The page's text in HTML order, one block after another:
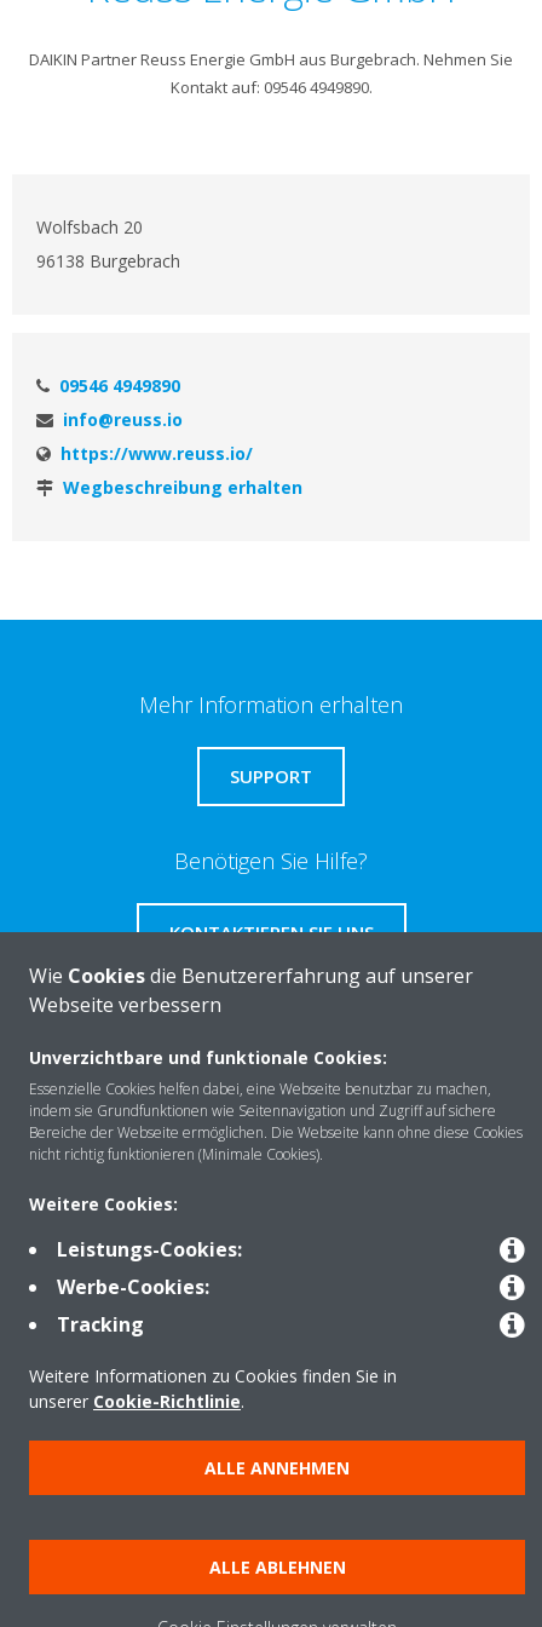
DAIKIN Partner Reuss Energie GmbH aus Burgebrach. Nehmen Sie
Kontakt auf: 09546 4949890.
Wolfsbach 20
96138 Burgebrach
09546 4949890
info@reuss.io
https://www.reuss.io/
Wegbeschreibung erhalten
Mehr Information erhalten
SUPPORT
Benötigen Sie Hilfe?
KONTAKTIEREN SIE UNS
Über DAIKIN
Anwendungsbereiche
Kontakt
Copyright © Daikin
Wie Cookiesdie Benutzererfahrung auf unserer
Webseite verbessern
Unverzichtbare und funktionale Cookies:
Essenzielle Cookies helfen dabei, eine Webseite benutzbar zu machen,
indem sie Grundfunktionen wie Seitennavigation und Zugriff auf sichere
Bereiche der Webseite ermöglichen. Die Webseite kann ohne diese Cookies
nicht richtig funktionieren (Minimale Cookies).
Weitere Cookies:
Leistungs-Cookies:
Werbe-Cookies:
Tracking
Weitere Informationen zu Cookies finden Sie in
unserer Cookie-Richtlinie.
ALLE ANNEHMEN
ALLE ABLEHNEN